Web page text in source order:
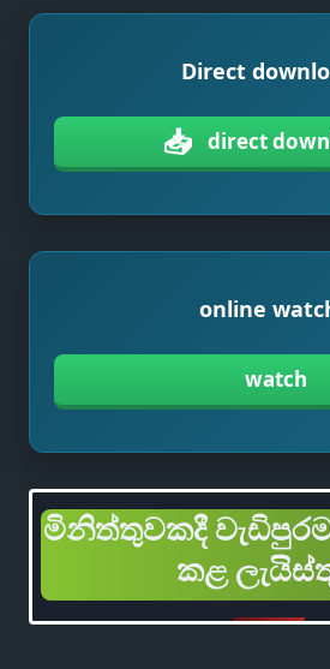
Direct
📥 direct
online
watch
මිනිත්තුවකදී
කළ